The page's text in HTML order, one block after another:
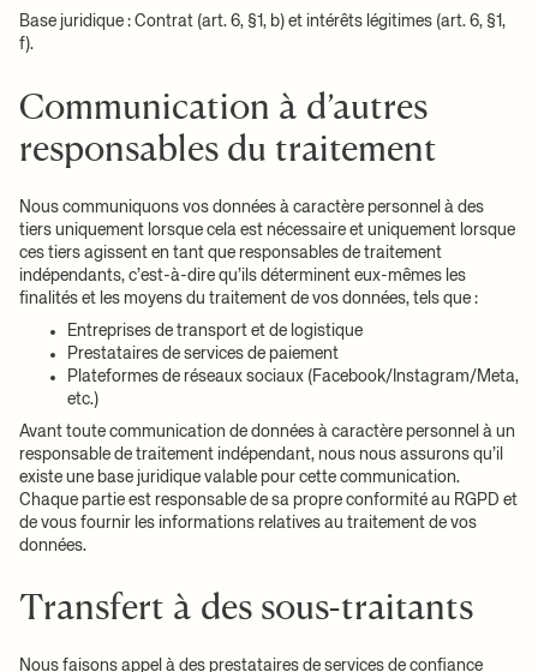
Base juridique : Contrat (art. 6, §1, b) et intérêts légitimes (art. 6, §1,
f).
Communication à d’autres
responsables du traitement
Nous communiquons vos données à caractère personnel à des
tiers uniquement lorsque cela est nécessaire et uniquement lorsque
ces tiers agissent en tant que responsables de traitement
indépendants, c’est-à-dire qu’ils déterminent eux-mêmes les
finalités et les moyens du traitement de vos données, tels que :
Entreprises de transport et de logistique
Prestataires de services de paiement
Plateformes de réseaux sociaux (Facebook/Instagram/Meta,
etc.)
Avant toute communication de données à caractère personnel à un
responsable de traitement indépendant, nous nous assurons qu’il
existe une base juridique valable pour cette communication.
Chaque partie est responsable de sa propre conformité au RGPD et
de vous fournir les informations relatives au traitement de vos
données.
Transfert à des sous-traitants
Nous faisons appel à des prestataires de services de confiance